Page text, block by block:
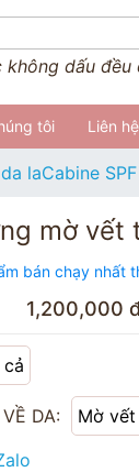
dấu đều
tôi Liên hệ
laCabine
mờ vết
bán chạy nhất
1,200,000
cả
DA:
Mờ